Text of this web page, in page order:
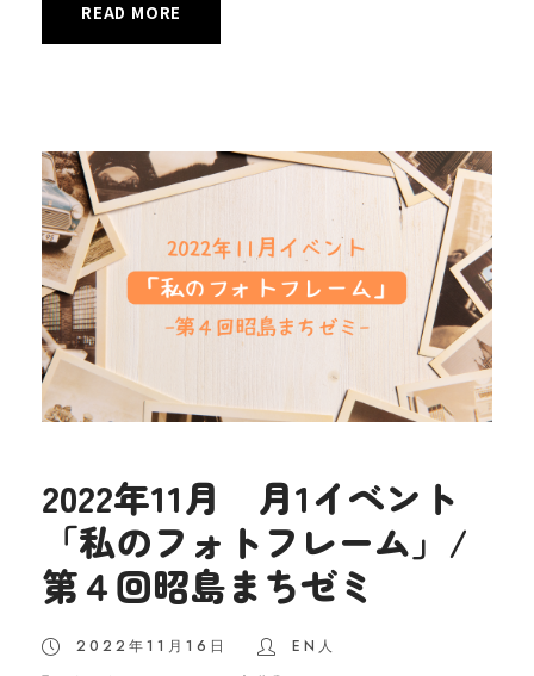
READ MORE
2022年11月 月1イベント
「私のフォトフレーム」/
第４回昭島まちゼミ
2022年11月16日
EN人